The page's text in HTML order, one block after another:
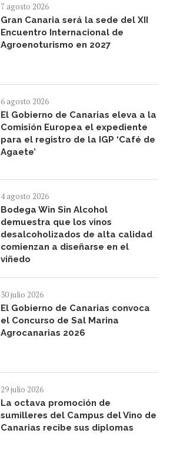
7 agosto 2026
Gran Canaria será la sede del XII
Encuentro Internacional de
Agroenoturismo en 2027
6 agosto 2026
El Gobierno de Canarias eleva a la
Comisión Europea el expediente
para el registro de la IGP ‘Café de
Agaete’
4 agosto 2026
Bodega Win Sin Alcohol
demuestra que los vinos
desalcoholizados de alta calidad
comienzan a diseñarse en el
viñedo
30 julio 2026
El Gobierno de Canarias convoca
el Concurso de Sal Marina
Agrocanarias 2026
29 julio 2026
La octava promoción de
sumilleres del Campus del Vino de
Canarias recibe sus diplomas